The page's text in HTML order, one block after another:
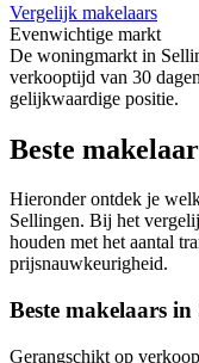
Vergelijk makelaars
Evenwichtige markt
De woningmarkt in
verkooptijd van 30
gelijkwaardige positie.
Beste
Hieronder ontdek je
Sellingen. Bij het
houden met het aantal
prijsnauwkeurigheid.
Beste makelaars in
Gerangschikt op